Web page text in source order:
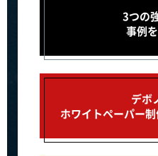
3つの
事例
デボ
ホワイトペーパー